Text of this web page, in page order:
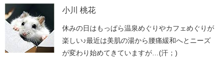
小川 桃花
休みの日はもっぱら温泉めぐりやカフェめぐりが
楽しい♪最近は美肌の湯から腰痛緩和へとニーズ
が変わり始めてきていますが…(汗；)